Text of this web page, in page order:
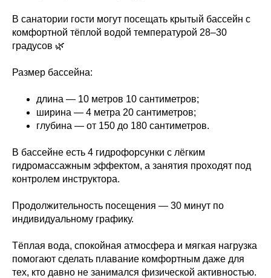
В санатории гости могут посещать крытый бассейн с
комфортной тёплой водой температурой 28–30
градусов 🌿
Размер бассейна:
длина — 10 метров 10 сантиметров;
ширина — 4 метра 20 сантиметров;
глубина — от 150 до 180 сантиметров.
В бассейне есть 4 гидрофорсунки с лёгким
гидромассажным эффектом, а занятия проходят под
контролем инструктора.
Продолжительность посещения — 30 минут по
индивидуальному графику.
Тёплая вода, спокойная атмосфера и мягкая нагрузка
помогают сделать плавание комфортным даже для
тех, кто давно не занимался физической активностью.